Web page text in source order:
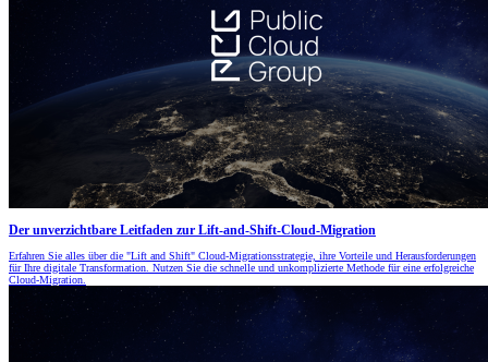
Der unverzichtbare Leitfaden zur Lift-and-Shift-Cloud-Migration
Erfahren Sie alles über die "Lift and Shift" Cloud-Migrationsstrategie, ihre Vorteile und Herausforderungen
für Ihre digitale Transformation. Nutzen Sie die schnelle und unkomplizierte Methode für eine erfolgreiche
Cloud-Migration.